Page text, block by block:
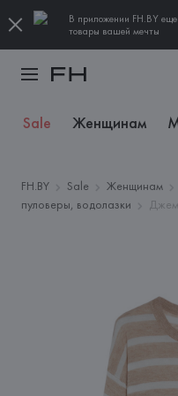
В приложении FH.BY
товары вашей мечты
Sale Женщинам
FH.BY Sale Женщинам
пуловеры, водолазки